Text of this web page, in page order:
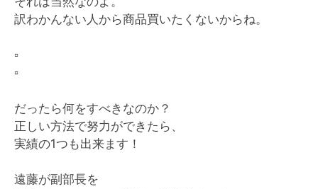
訳わかんない人から商品買いたくないからね。
▫️
▫️
だったら何をすべきなのか？
正しい方法で努力ができたら、
実績の1つも出来ます！
遠藤が副部長を